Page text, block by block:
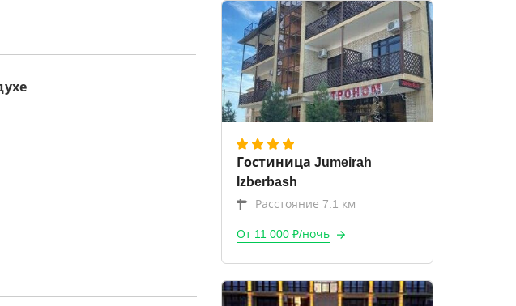
Гостиница Jumeirah
Izberbash
Расстояние 7.1 км
От 11 000 ₽/ночь